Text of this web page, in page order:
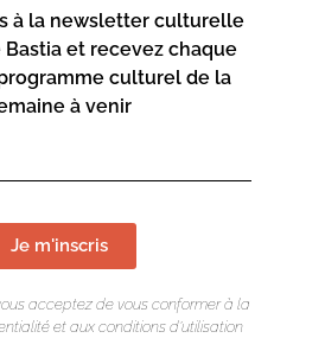
à la newsletter culturelle
et recevez chaque
culturel de la
à venir
Je m'inscris
acceptez de vous conformer à la
et aux conditions d’utilisation